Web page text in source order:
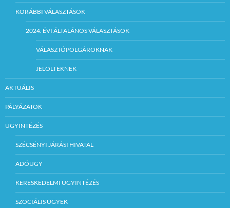
KORÁBBI VÁLASZTÁSOK
2024. ÉVI ÁLTALÁNOS VÁLASZTÁSOK
VÁLASZTÓPOLGÁROKNAK
JELÖLTEKNEK
AKTUÁLIS
PÁLYÁZATOK
ÜGYINTÉZÉS
SZÉCSÉNYI JÁRÁSI HIVATAL
ADÓÜGY
KERESKEDELMI ÜGYINTÉZÉS
SZOCIÁLIS ÜGYEK